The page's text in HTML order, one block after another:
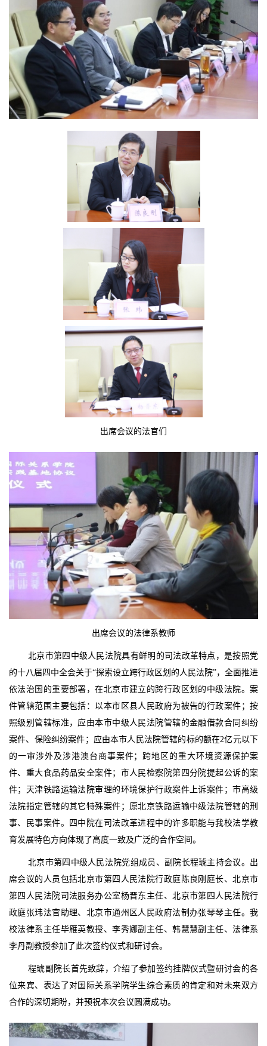
出席会议的法官们
出席会议的法律系教师
北京市第四中级人民法院具有鲜明的司法改革特点，是按照党
的十八届四中全会关于“探索设立跨行政区划的人民法院”，全面推进
依法治国的重要部署，在北京市建立的跨行政区划的中级法院。案
件管辖范围主要包括：以本市区县人民政府为被告的行政案件；按
照级别管辖标准，应由本市中级人民法院管辖的金融借款合同纠纷
案件、保险纠纷案件；应由本市人民法院管辖的标的额在2亿元以下
的一审涉外及涉港澳台商事案件；跨地区的重大环境资源保护案
件、重大食品药品安全案件；市人民检察院第四分院提起公诉的案
件；天津铁路运输法院审理的环境保护行政案件上诉案件；市高级
法院指定管辖的其它特殊案件；原北京铁路运输中级法院管辖的刑
事、民事案件。四中院在司法改革进程中的许多职能与我校法学教
育发展特色方向体现了高度一致及广泛的合作空间。
北京市第四中级人民法院党组成员、副院长程琥主持会议。出
席会议的人员包括北京市第四人民法院行政庭陈良刚庭长、北京市
第四人民法院司法服务办公室杨晋东主任、北京市第四人民法院行
政庭张玮法官助理、北京市通州区人民政府法制办张琴琴主任。我
校法律系主任毕雁英教授、李秀娜副主任、韩慧慧副主任、法律系
李丹副教授参加了此次签约仪式和研讨会。
程琥副院长首先致辞，介绍了参加签约挂牌仪式暨研讨会的各
位来宾、表达了对国际关系学院学生综合素质的肯定和对未来双方
合作的深切期盼，并预祝本次会议圆满成功。